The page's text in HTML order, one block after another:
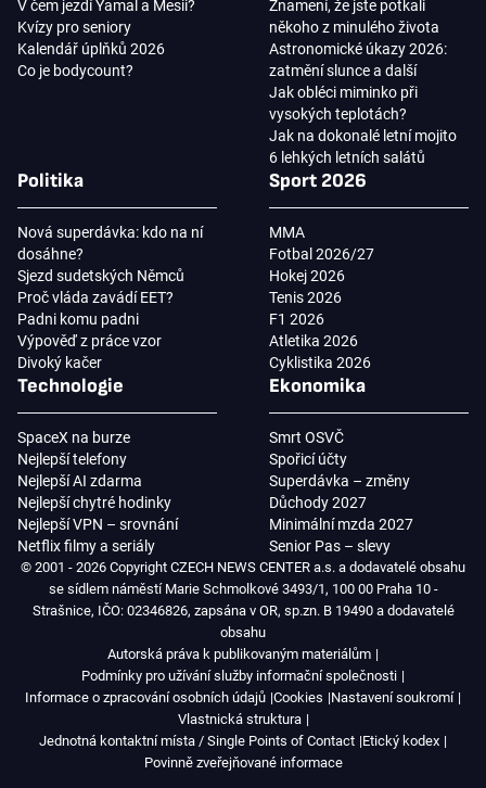
V čem jezdí Yamal a Mesii?
Kvízy pro seniory
Kalendář úplňků 2026
Co je bodycount?
Znamení, že jste potkali
někoho z minulého života
Astronomické úkazy 2026:
zatmění slunce a další
Jak obléci miminko při
vysokých teplotách?
Jak na dokonalé letní mojito
6 lehkých letních salátů
Politika
Nová superdávka: kdo na ní
dosáhne?
Sjezd sudetských Němců
Proč vláda zavádí EET?
Padni komu padni
Výpověď z práce vzor
Divoký kačer
Sport 2026
MMA
Fotbal 2026/27
Hokej 2026
Tenis 2026
F1 2026
Atletika 2026
Cyklistika 2026
Technologie
SpaceX na burze
Nejlepší telefony
Nejlepší AI zdarma
Nejlepší chytré hodinky
Nejlepší VPN – srovnání
Netflix filmy a seriály
Ekonomika
Smrt OSVČ
Spořicí účty
Superdávka – změny
Důchody 2027
Minimální mzda 2027
Senior Pas – slevy
© 2001 - 2026 Copyright CZECH NEWS CENTER a.s. a dodavatelé obsahu
se sídlem náměstí Marie Schmolkové 3493/1, 100 00 Praha 10 -
Strašnice, IČO: 02346826, zapsána v OR, sp.zn. B 19490 a dodavatelé
obsahu
Autorská práva k publikovaným materiálům
Podmínky pro užívání služby informační společnosti
Informace o zpracování osobních údajů Cookies Nastavení soukromí
Vlastnická struktura
Jednotná kontaktní místa / Single Points of Contact Etický kodex
Povinně zveřejňované informace